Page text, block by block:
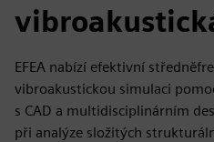
EFEA nabízí efektivní
vibroakustickou simulaci
s CAD a multidisciplinárním
při analýze složitých